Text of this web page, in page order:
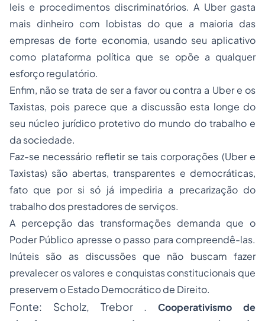
leis e procedimentos discriminatórios. A Uber gasta
mais dinheiro com lobistas do que a maioria das
empresas de forte economia, usando seu aplicativo
como plataforma política que se opõe a qualquer
esforço regulatório.
Enfim, não se trata de ser a favor ou contra a Uber e os
Taxistas, pois parece que a discussão esta longe do
seu núcleo jurídico protetivo do mundo do trabalho e
da sociedade.
Faz-se necessário refletir se tais corporações (Uber e
Taxistas) são abertas, transparentes e democráticas,
fato que por si só já impediria a precarização do
trabalho dos prestadores de serviços.
A percepção das transformações demanda que o
Poder Público apresse o passo para compreendê-las.
Inúteis são as discussões que não buscam fazer
prevalecer os valores e conquistas constitucionais que
preservem o Estado Democrático de Direito.
Fonte: Scholz, Trebor .Cooperativismo de